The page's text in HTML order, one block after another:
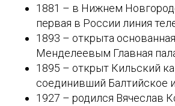
1881 – в Нижнем
первая в России линия
1893 – открыта
Менделеевым Главная
1895 – открыт Кильский
соединивший Балтийское
1927 – родился Вячеслав